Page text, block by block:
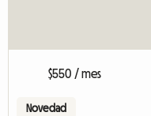
$550 / mes
Novedad